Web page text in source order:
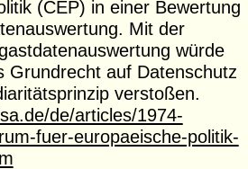
(CEP) in einer Bewertung
Mit der
würde
Grundrecht auf Datenschutz
verstoßen.
de/articles/1974-
fuer-europaeische-politik-